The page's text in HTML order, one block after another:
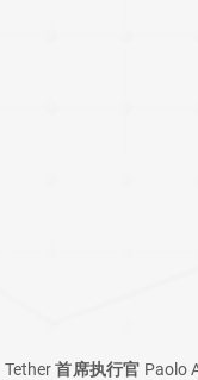
Tether 首席执行官 Paolo